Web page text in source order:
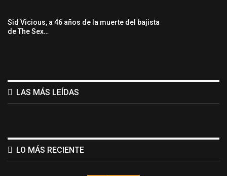
Sid Vicious, a 46 años de la muerte del bajista
de The Sex…
LAS MÁS LEÍDAS
LO MÁS RECIENTE